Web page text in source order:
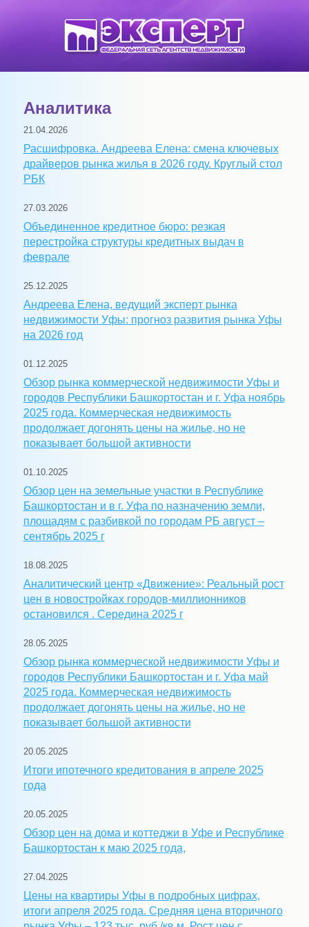
Аналитика
21.04.2026
Расшифровка. Андреева Елена: смена ключевых
драйверов рынка жилья в 2026 году. Круглый стол
РБК
27.03.2026
Объединенное кредитное бюро: резкая
перестройка структуры кредитных выдач в
феврале
25.12.2025
Андреева Елена, ведущий эксперт рынка
недвижимости Уфы: прогноз развития рынка Уфы
на 2026 год
01.12.2025
Обзор рынка коммерческой недвижимости Уфы и
городов Республики Башкортостан и г. Уфа ноябрь
2025 года. Коммерческая недвижимость
продолжает догонять цены на жилье, но не
показывает большой активности
01.10.2025
Обзор цен на земельные участки в Республике
Башкортостан и в г. Уфа по назначению земли,
площадям с разбивкой по городам РБ август –
сентябрь 2025 г
18.08.2025
Аналитический центр «Движение»: Реальный рост
цен в новостройках городов-миллионников
остановился . Середина 2025 г
28.05.2025
Обзор рынка коммерческой недвижимости Уфы и
городов Республики Башкортостан и г. Уфа май
2025 года. Коммерческая недвижимость
продолжает догонять цены на жилье, но не
показывает большой активности
20.05.2025
Итоги ипотечного кредитования в апреле 2025
года
20.05.2025
Обзор цен на дома и коттеджи в Уфе и Республике
Башкортостан к маю 2025 года,
27.04.2025
Цены на квартиры Уфы в подробных цифрах,
итоги апреля 2025 года. Средняя цена вторичного